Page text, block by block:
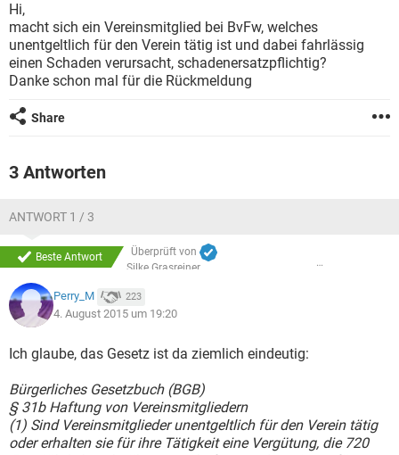
Hi,
macht sich ein Vereinsmitglied bei BvFw, welches
unentgeltlich für den Verein tätig ist und dabei fahrlässig
einen Schaden verursacht, schadenersatzpflichtig?
Danke schon mal für die Rückmeldung
Share
3 Antworten
ANTWORT 1 / 3
Beste Antwort
Überprüft von
Silke Grasreiner
Perry_M 223
4. August 2015 um 19:20
Ich glaube, das Gesetz ist da ziemlich eindeutig:
Bürgerliches Gesetzbuch (BGB)
§ 31b Haftung von Vereinsmitgliedern
(1) Sind Vereinsmitglieder unentgeltlich für den Verein tätig
oder erhalten sie für ihre Tätigkeit eine Vergütung, die 720